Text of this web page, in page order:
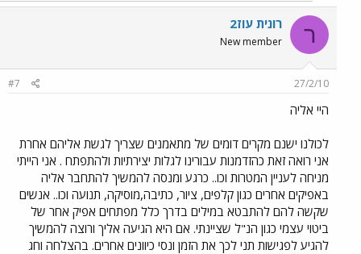
ר רונית עוז2
New member
27/2/10
#7
היי אליה
לכולנו ישנם מקרים דומים של מתאמנים שצריך לגשת אליהם אחרת
אני רואה זאת כהזדמנות עבורינו לגלות יצירתיות ולהתפתח . אני הייתי
מניחה לעניין המטרות וכו.. כרגע ומנסה להמשיך להתחבר אליה
באפיקים אחרים כגון קלפים, ציור, כתיבה,מוסיקה, תנועה וכו.. אנשים
שקשה להם להתבטא במילים בדרך כלל מפתחים אפיק אחר של
ביטוי עצמי כגון הנ"ל שציינתי. אם היא הגיעה אליך ורוצה להמשיך
להגיע לפגישות תני לכך את הזמן ונסי כיוונים אחרים. בהצלחה וחג